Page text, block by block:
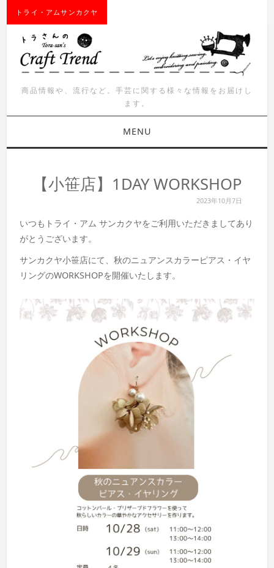
トライ・アムサンカクヤ
商品情報や、流行など。手芸に関する様々な情報をお届けし
ます。
MENU
商品紹介
イベント
ワークショップ
【小笹店】1DAY WORKSHOP
2023年10月7日
いつもトライ・アム サンカクヤをご利用いただきましてあり
がとうございます。
サンカクヤ小笹店にて、秋のニュアンスカラーピアス・イヤ
リングのWORKSHOPを開催いたします。